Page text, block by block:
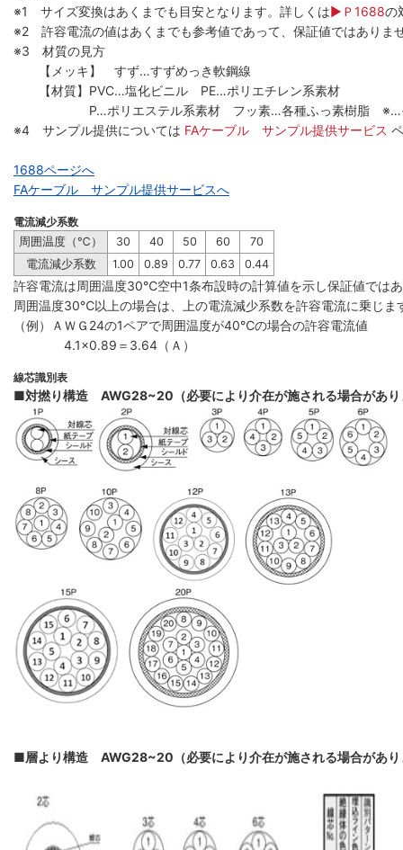
※1 サイズ変換はあくまでも目安となります。詳しくは▶Ｐ1688の
※2 許容電流の値はあくまでも参考値であって、保証値ではありま
※3 材質の見方
【メッキ】 すず…すずめっき軟鋼線
【材質】PVC…塩化ビニル PE…ポリエチレン系素材
P…ポリエステル系素材 フッ素…各種ふっ素樹脂 ※…
※4 サンプル提供については FAケーブル サンプル提供サービス
1688ページへ
FAケーブル サンプル提供サービスへ
電流減少系数
周囲温度（℃）
30 40 50 60
70
電流減少系数
1.00 0.89 0.77 0.63 0.44
許容電流は周囲温度30℃空中1条布設時の計算値を示し保証値では
周囲温度30℃以上の場合は、上の電流減少系数を許容電流に乗じま
（例）ＡＷＧ24の1ペアで周囲温度が40℃の場合の許容電流値
4.1×0.89＝3.64（Ａ）
線芯識別表
■対撚り構造 AWG28~20（必要により介在が施される場合があり
■層より構造 AWG28~20（必要により介在が施される場合があり